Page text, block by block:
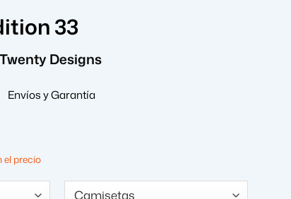
33
Designs
Envíos y Garantía
el precio